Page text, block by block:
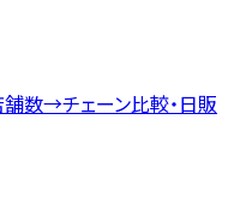
舗数→チェーン比較・日販